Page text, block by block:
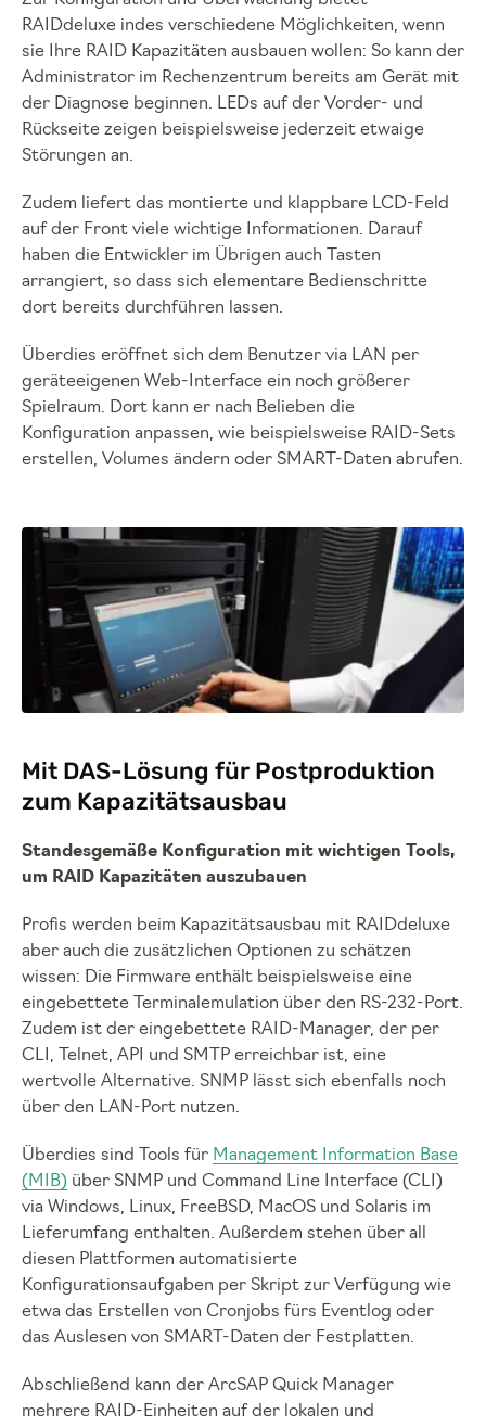
RAIDdeluxe indes verschiedene Möglichkeiten, wenn
sie Ihre RAID Kapazitäten ausbauen wollen: So kann der
Administrator im Rechenzentrum bereits am Gerät mit
der Diagnose beginnen. LEDs auf der Vorder- und
Rückseite zeigen beispielsweise jederzeit etwaige
Störungen an.
Zudem liefert das montierte und klappbare LCD-Feld
auf der Front viele wichtige Informationen. Darauf
haben die Entwickler im Übrigen auch Tasten
arrangiert, so dass sich elementare Bedienschritte
dort bereits durchführen lassen.
Überdies eröffnet sich dem Benutzer via LAN per
geräteeigenen Web-Interface ein noch größerer
Spielraum. Dort kann er nach Belieben die
Konfiguration anpassen, wie beispielsweise RAID-Sets
erstellen, Volumes ändern oder SMART-Daten abrufen.
Mit DAS-Lösung für Postproduktion
zum Kapazitätsausbau
Standesgemäße Konfiguration mit wichtigen Tools,
um RAID Kapazitäten auszubauen
Profis werden beim Kapazitätsausbau mit RAIDdeluxe
aber auch die zusätzlichen Optionen zu schätzen
wissen: Die Firmware enthält beispielsweise eine
eingebettete Terminalemulation über den RS-232-Port.
Zudem ist der eingebettete RAID-Manager, der per
CLI, Telnet, API und SMTP erreichbar ist, eine
wertvolle Alternative. SNMP lässt sich ebenfalls noch
über den LAN-Port nutzen.
Überdies sind Tools für Management Information Base
(MIB) über SNMP und Command Line Interface (CLI)
via Windows, Linux, FreeBSD, MacOS und Solaris im
Lieferumfang enthalten. Außerdem stehen über all
diesen Plattformen automatisierte
Konfigurationsaufgaben per Skript zur Verfügung wie
etwa das Erstellen von Cronjobs fürs Eventlog oder
das Auslesen von SMART-Daten der Festplatten.
Abschließend kann der ArcSAP Quick Manager
mehrere RAID-Einheiten auf der lokalen und